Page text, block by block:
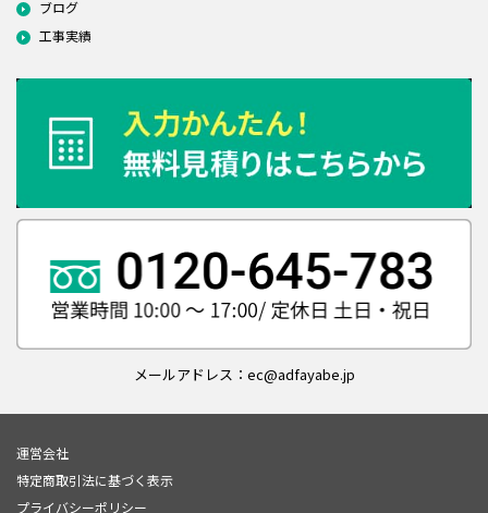
ブログ
工事実績
メールアドレス：ec@adfayabe.jp
運営会社
特定商取引法に基づく表示
プライバシーポリシー